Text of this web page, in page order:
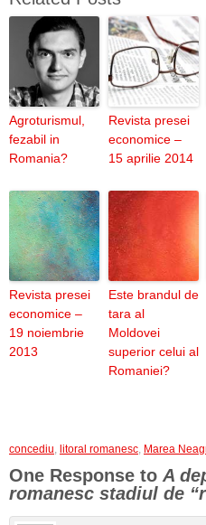
Agroturismul,
fezabil in
Romania?
Revista presei
economice –
15 aprilie 2014
Revista presei
economice –
19 noiembrie
2013
Este brandul de
tara al
Moldovei
superior celui al
Romaniei?
concediu, litoral romanesc, Marea
One Response to A
romanesc stadiul de